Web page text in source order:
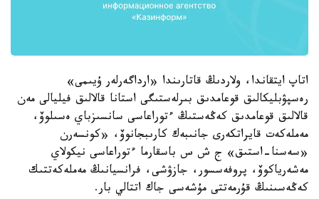
اتاپ ايتقاندا، ولاردىڭ قاتارىندا «ارداگەرلەر ۇيىمى»
رەسپۋبليكالىق قوعامدىق بىرلەستىگى استانا قالالىق فيليالى مەن
قالالىق قوعامدىق كەڭەستىڭ ءتوراعاسى سانسىزباي ەسىلوۆ،
مەملەكەت قايراتكەرى جانىبەك كارىبجانوۆ، «كونسەرن
«سەسنا-استىق» ج ش س باسقارما ءتوراعاسى نيكولاي
مەشەرياكوۆ، پروفەسسور، جازۋشى، فرانسيانىڭ مەملەكەتتىك
كەڭەسىنىڭ قۇرمەتتى مۇشەسى جاك اتتالي بار.